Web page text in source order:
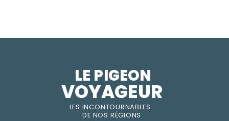
LES INCONTOURNABLES
DE NOS RÉGIONS
LE PIGEON
VOYAGEUR